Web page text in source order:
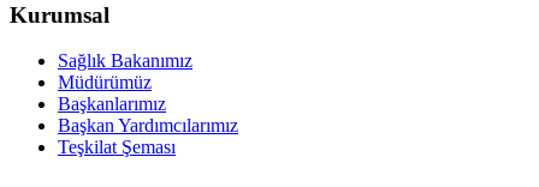
Kurumsal
Sağlık Bakanımız
Müdürümüz
Başkanlarımız
Başkan Yardımcılarımız
Teşkilat Şeması